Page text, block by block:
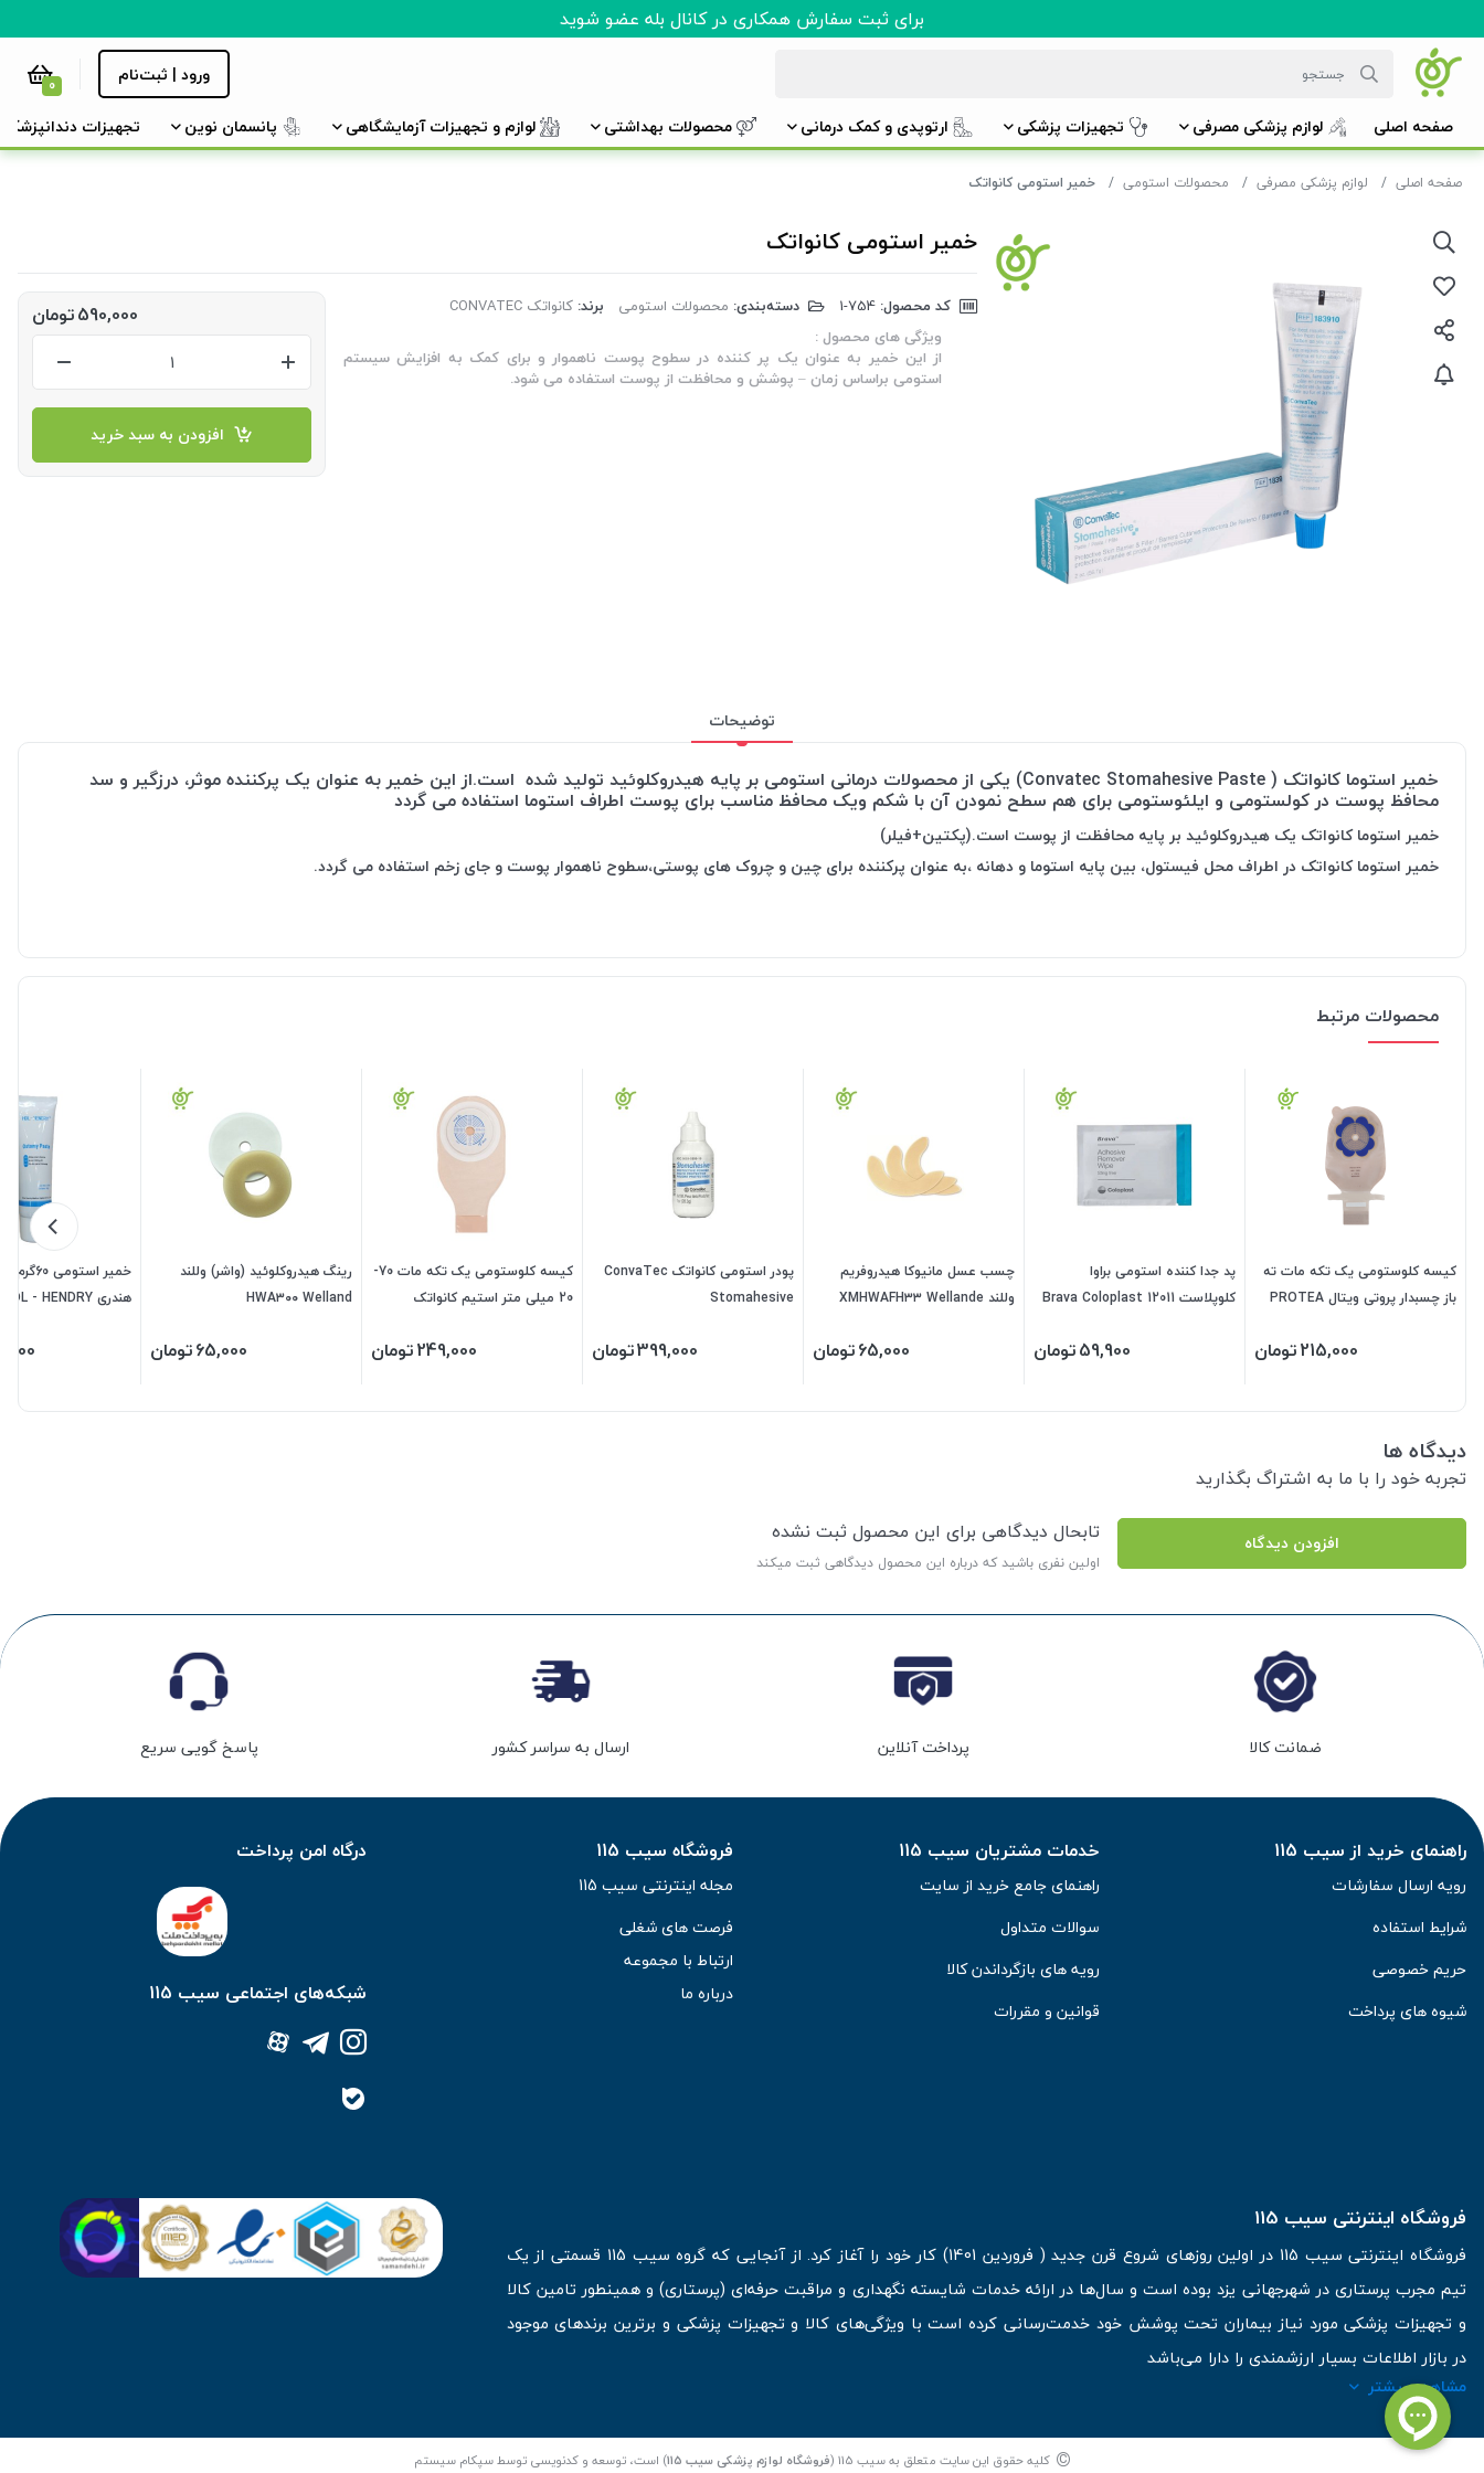
برای ثبت سفارش همکاری در کانال بله عضو شوید
ورود | ثبت‌نام 0
صفحه اصلی لوازم پزشکی مصرفی تجهیزات پزشکی ارتوپدی و کمک درمانی محصولات بهداشتی لوازم و تجهیزات آزمایشگاهی پانسمان نوین تجهیزات دندانپزشکی
صفحه اصلی لوازم پزشکی مصرفی محصولات استومی خمیر استومی کانواتک
خمیر استومی کانواتک
کد محصول: دسته‌بندی: محصولات استومی برند: کانواتک CONVATEC
ویژگی های محصول :
از این خمیر به عنوان یک پر کننده در سطوح پوست ناهموار و برای کمک به افزایش سیستم
استومی براساس زمان – پوشش و محافظت از پوست استفاده می شود.
590,000تومان
افزودن به سبد خرید
توضیحات
خمیر استوما کانواتک ( Convatec Stomahesive Paste) یکی از محصولات درمانی استومی بر پایه هیدروکلوئید تولید شده است.از این خمیر به عنوان یک پرکننده موثر، درزگیر و سد
محافظ پوست در کولستومی و ایلئوستومی برای هم سطح نمودن آن با شکم ویک محافظ مناسب برای پوست اطراف استوما استفاده می گردد
خمیر استوما کانواتک یک هیدروکلوئید بر پایه محافظت از پوست است.(پکتین+فیلر)
خمیر استوما کانواتک در اطراف محل فیستول، بین پایه استوما و دهانه ،به عنوان پرکننده برای چین و چروک های پوستی،سطوح ناهموار پوست و جای زخم استفاده می گردد.
محصولات مرتبط
کیسه کلوستومی یک تکه مات ته
باز چسبدار پروتی ویتال PROTEA
215,000تومان
پد جدا کننده استومی براوا
کلوپلاست Brava Coloplast 12011
59,900تومان
چسب عسل مانیوکا هیدروفریم
وللند XMHWAFH۳۳ Wellande
65,000تومان
پودر استومی کانواتک ConvaTec
Stomahesive
399,000تومان
کیسه کلوستومی یک تکه مات 70-
20 میلی متر استیم کانواتک
249,000تومان
رینگ هیدروکلوئید (واشر) وللند
HWA۳۰۰ Welland
65,000تومان
خمیر
هندری HDL - HENDRY
دیدگاه ها
تجربه خود را با ما به اشتراگ بگذارید
افزودن دیدگاه تابحال دیدگاهی برای این محصول ثبت نشده
اولین نفری باشید که درباره این محصول دیدگاهی ثبت میکند
ضمانت کالا پرداخت آنلاین ارسال به سراسر کشور پاسخ گویی سریع
راهنمای خرید از سیب 115
رویه ارسال سفارشات
شرایط استفاده
حریم خصوصی
شیوه های پرداخت
خدمات مشتریان سیب 115
راهنمای جامع خرید از سایت
سوالات متداول
رویه های بازگرداندن کالا
قوانین و مقررات
فروشگاه سیب 115
مجله اینترنتی سیب 115
فرصت های شغلی
ارتباط با مجموعه
درباره ما
درگاه امن پرداخت
شبکه‌های اجتماعی سیب 115
فروشگاه اینترنتی سیب 115
فروشگاه اینترنتی سیب 115 در اولین روزهای شروع قرن جدید ( فروردین 1401) کار خود را آغاز کرد. از آنجایی که گروه سیب 115 قسمتی از یک
تیم مجرب پرستاری در شهرجهانی یزد بوده است و سال‌ها در ارائه خدمات شایسته نگهداری و مراقبت حرفه‌ای (پرستاری) و همینطور تامین کالا
و تجهیزات پزشکی مورد نیاز بیماران تحت پوشش خود خدمت‌رسانی کرده است با ویژگی‌های کالا و تجهیزات پزشکی و برترین برندهای موجود
در بازار اطلاعات بسیار ارزشمندی را دارا می‌باشد
آدرس: یزد، خیابان کاشانی، روبروی بیمارستان بهمن | تلفن همراه: 09136243383 | تلفن تماس : 36333383-035 | ایمیل: Info@Sib115.com
مشاهده بیشتر
© کلیه حقوق این سایت متعلق به سیب 115 ( فروشگاه لوازم پزشکی سیب 115 ) است، توسعه و کدنویسی توسطسپکام سیستم